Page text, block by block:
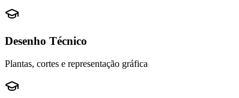
Desenho Técnico
Plantas, cortes e representação gráfica